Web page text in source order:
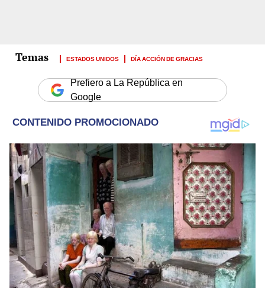
ESTADOS UNIDOS DÍA ACCIÓN DE GRACIAS
Prefiero a La República en
Google